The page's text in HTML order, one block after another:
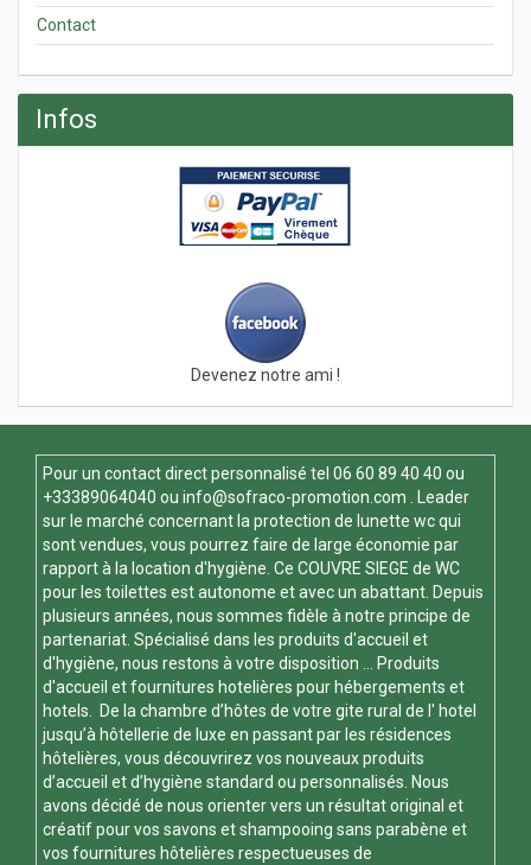
Contact
Infos
Devenez notre ami !
Pour un contact direct personnalisé tel 06 60 89 40 40 ou
+33389064040 ou info@sofraco-promotion.com . Leader
sur le marché concernant la protection de lunette wc qui
sont vendues, vous pourrez faire de large économie par
rapport à la location d'hygiène. Ce COUVRE SIEGE de WC
pour les toilettes est autonome et avec un abattant. Depuis
plusieurs années, nous sommes fidèle à notre principe de
partenariat. Spécialisé dans les produits d'accueil et
d'hygiène, nous restons à votre disposition ... Produits
d'accueil et fournitures hotelières pour hébergements et
hotels. De la chambre d’hôtes de votre gite rural de l' hotel
jusqu’à hôtellerie de luxe en passant par les résidences
hôtelières, vous découvrirez vos nouveaux produits
d’accueil et d’hygiène standard ou personnalisés. Nous
avons décidé de nous orienter vers un résultat original et
créatif pour vos savons et shampooing sans parabène et
vos fournitures hôtelières respectueuses de